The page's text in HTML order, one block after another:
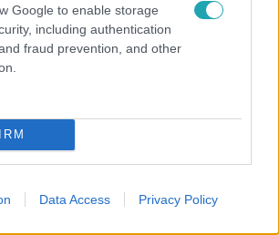
Google to enable storage
including authentication
fraud prevention, and other
Data Access Privacy Policy
a kastélyban
Most én akarok a rosszfiú lenni